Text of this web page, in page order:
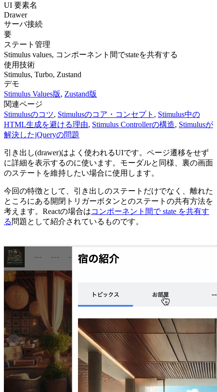
UI 要素名
Drawer
サーバ接続
要
ステート管理
Stimulus values, コンポーネント間でstateを共有する
使用技術
Stimulus, Turbo, Zustand
デモ
Stimulus Values版, Zustand版
関連ページ
Stimulusのコツ, Stimulusのコア・コンセプト , Stimulus中の
HTML生成を避ける理由, Stimulus Controllerの構造, Stimulusが
解決したjQueryの問題
引き出し(drawer)はよく使われるUIです。ページ遷移をせず
に詳細を表示するのに使います。モーダルと同様、裏の画面
のステートを維持したい場合に使用します。
今回の特徴として、引き出しのステートだけでなく、離れた
ところにある開閉トリガーボタンとのステートの共有方法を
考えます。Reactの場合はコンポーネント間で state を共有す
る 問題として紹介されているものです。